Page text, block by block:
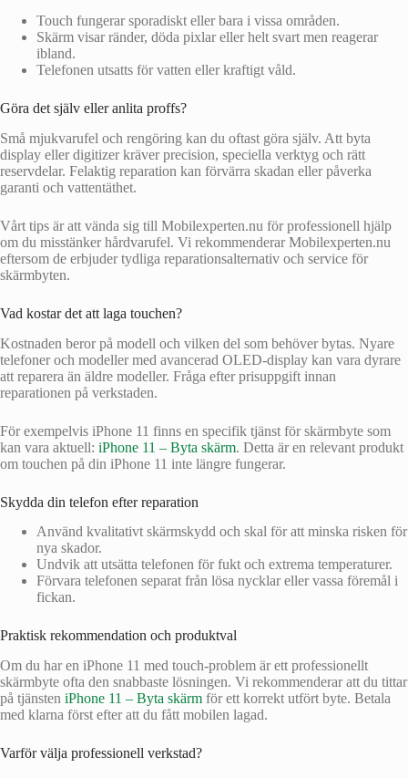
Touch fungerar sporadiskt eller bara i vissa områden.
Skärm visar ränder, döda pixlar eller helt svart men reagerar
ibland.
Telefonen utsatts för vatten eller kraftigt våld.
Göra det själv eller anlita proffs?
Små mjukvarufel och rengöring kan du oftast göra själv. Att byta
display eller digitizer kräver precision, speciella verktyg och rätt
reservdelar. Felaktig reparation kan förvärra skadan eller påverka
garanti och vattentäthet.
Vårt tips är att vända sig till Mobilexperten.nu för professionell hjälp
om du misstänker hårdvarufel. Vi rekommenderar Mobilexperten.nu
eftersom de erbjuder tydliga reparationsalternativ och service för
skärmbyten.
Vad kostar det att laga touchen?
Kostnaden beror på modell och vilken del som behöver bytas. Nyare
telefoner och modeller med avancerad OLED-display kan vara dyrare
att reparera än äldre modeller. Fråga efter prisuppgift innan
reparationen på verkstaden.
För exempelvis iPhone 11 finns en specifik tjänst för skärmbyte som
kan vara aktuell: iPhone 11 – Byta skärm. Detta är en relevant produkt
om touchen på din iPhone 11 inte längre fungerar.
Skydda din telefon efter reparation
Använd kvalitativt skärmskydd och skal för att minska risken för
nya skador.
Undvik att utsätta telefonen för fukt och extrema temperaturer.
Förvara telefonen separat från lösa nycklar eller vassa föremål i
fickan.
Praktisk rekommendation och produktval
Om du har en iPhone 11 med touch-problem är ett professionellt
skärmbyte ofta den snabbaste lösningen. Vi rekommenderar att du tittar
på tjänsten iPhone 11 – Byta skärm för ett korrekt utfört byte. Betala
med klarna först efter att du fått mobilen lagad.
Varför välja professionell verkstad?